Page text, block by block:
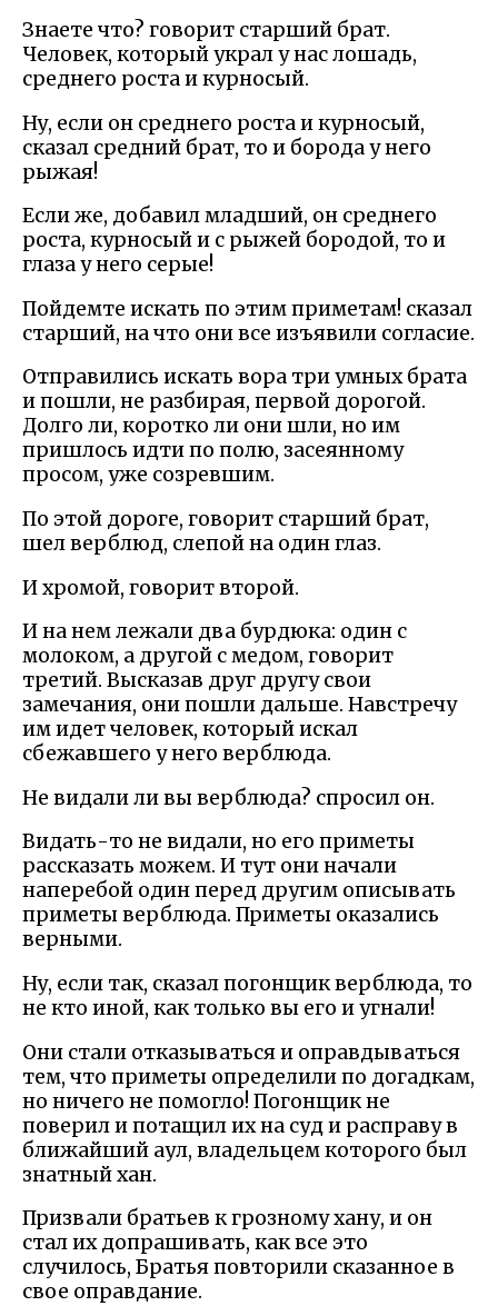
Знаете что? говорит старший брат.
Человек, который украл у нас лошадь,
среднего роста и курносый.
Ну, если он среднего роста и курносый,
сказал средний брат, то и борода у него
рыжая!
Если же, добавил младший, он среднего
роста, курносый и с рыжей бородой, то и
глаза у него серые!
Пойдемте искать по этим приметам! сказал
старший, на что они все изъявили согласие.
Отправились искать вора три умных брата
и пошли, не разбирая, первой дорогой.
Долго ли, коротко ли они шли, но им
пришлось идти по полю, засеянному
просом, уже созревшим.
По этой дороге, говорит старший брат,
шел верблюд, слепой на один глаз.
И хромой, говорит второй.
И на нем лежали два бурдюка: один с
молоком, а другой с медом, говорит
третий. Высказав друг другу свои
замечания, они пошли дальше. Навстречу
им идет человек, который искал
сбежавшего у него верблюда.
Не видали ли вы верблюда? спросил он.
Видать-то не видали, но его приметы
рассказать можем. И тут они начали
наперебой один перед другим описывать
приметы верблюда. Приметы оказались
верными.
Ну, если так, сказал погонщик верблюда, то
не кто иной, как только вы его и угнали!
Они стали отказываться и оправдываться
тем, что приметы определили по догадкам,
но ничего не помогло! Погонщик не
поверил и потащил их на суд и расправу в
ближайший аул, владельцем которого был
знатный хан.
Призвали братьев к грозному хану, и он
стал их допрашивать, как все это
случилось, Братья повторили сказанное в
свое оправдание.